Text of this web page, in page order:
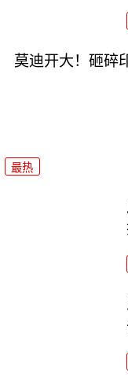
莫迪开大！砸碎
最热